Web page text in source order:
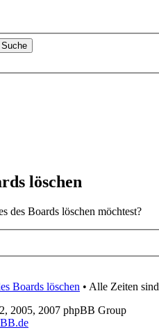
löschen
des Boards löschen möchtest?
Boards löschen • Alle Zeiten
2005, 2007 phpBB Group